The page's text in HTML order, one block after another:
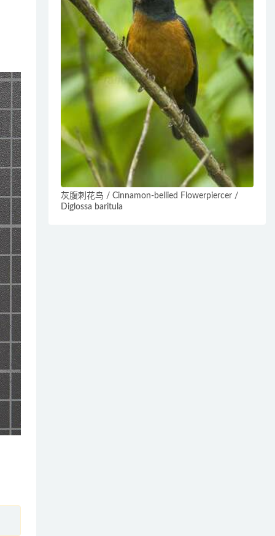
灰腹刺花鸟 / Cinnamon-bellied Flowerpiercer /
Diglossa baritula